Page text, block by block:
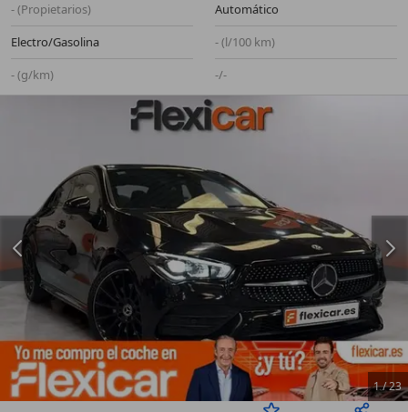
- (Propietarios)
Automático
Electro/Gasolina
- (l/100 km)
- (g/km)
-/-
1/23